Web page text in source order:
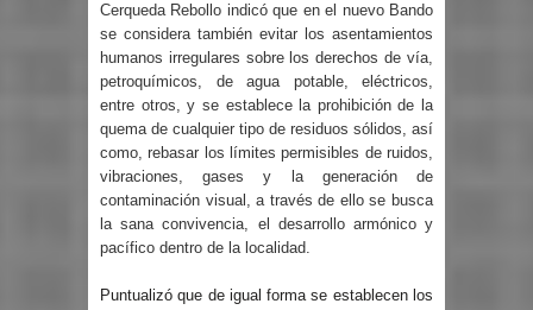
Cerqueda Rebollo indicó que en el nuevo Bando
se considera también evitar los asentamientos
humanos irregulares sobre los derechos de vía,
petroquímicos, de agua potable, eléctricos,
entre otros, y se establece la prohibición de la
quema de cualquier tipo de residuos sólidos, así
como, rebasar los límites permisibles de ruidos,
vibraciones, gases y la generación de
contaminación visual, a través de ello se busca
la sana convivencia, el desarrollo armónico y
pacífico dentro de la localidad.
Puntualizó que de igual forma se establecen los